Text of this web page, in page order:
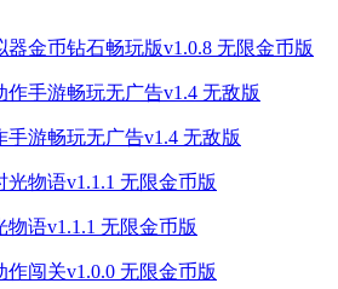
金币钻石畅玩版v1.0.8 无限金币版
游畅玩无广告v1.4 无敌版
语v1.1.1 无限金币版